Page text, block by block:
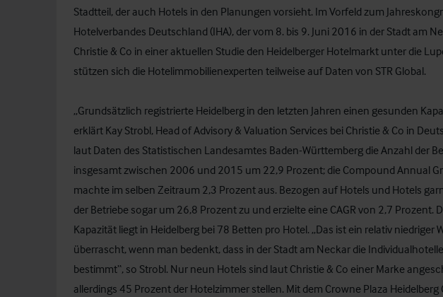
Stadtteil, der auch Hotels in den Planungen vorsieht. Im Vorfeld zum
Hotelverbandes Deutschland (IHA), der vom 8. bis 9. Juni 2016 in der Stadt am
Christie & Co in einer aktuellen Studie den Heidelberger Hotelmarkt unter die
stützen sich die Hotelimmobilienexperten teilweise auf Daten von STR Global.
„Grundsätzlich registrierte Heidelberg in den letzten Jahren einen gesunden
erklärt Kay Strobl, Head of Advisory & Valuation Services bei Christie & Co in
laut Daten des Statistischen Landesamtes Baden-Württemberg die Anzahl der
insgesamt zwischen 2006 und 2015 um 22,9 Prozent; die Compound Annual
machte im selben Zeitraum 2,3 Prozent aus. Bezogen auf Hotels und Hotels
der Betriebe sogar um 26,8 Prozent zu und erzielte eine CAGR von 2,7 Prozent.
Kapazität liegt in Heidelberg bei 78 Betten pro Hotel. „Das ist ein relativ niedriger
überrascht, wenn man bedenkt, dass in der Stadt am Neckar die
bestimmt“, so Strobl. Nur neun Hotels sind laut Christie & Co einer Marke
allerdings 45 Prozent der Hotelzimmer stellen. Mit dem Crowne Plaza Heidelberg